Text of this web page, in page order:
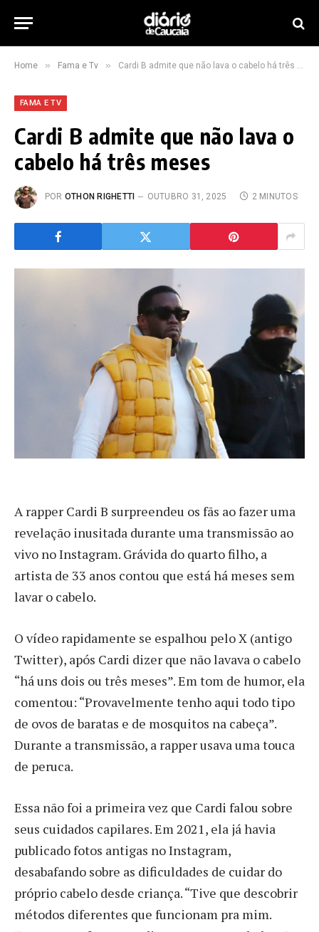
Home » Fama e Tv » Cardi B admite que não lava o cabelo há três meses
FAMA E TV
Cardi B admite que não lava o
cabelo há três meses
POR OTHON RIGHETTI OUTUBRO 31, 2025 2 MINUTOS
Arapper Cardi B surpreendeu os fãs ao fazer uma
revelação inusitada durante uma transmissão ao
vivo no Instagram. Grávida do quarto filho, a
artista de 33 anos contou que está há meses sem
lavar o cabelo.
O vídeo rapidamente se espalhou pelo X (antigo
Twitter), após Cardi dizer que não lavava o cabelo
“há uns dois ou três meses”. Em tom de humor, ela
comentou: “Provavelmente tenho aqui todo tipo
de ovos de baratas e de mosquitos na cabeça”.
Durante a transmissão, a rapper usava uma touca
de peruca.
Essa não foi a primeira vez que Cardi falou sobre
seus cuidados capilares. Em 2021, ela já havia
publicado fotos antigas no Instagram,
desabafando sobre as dificuldades de cuidar do
próprio cabelo desde criança. “Tive que descobrir
métodos diferentes que funcionam pra mim.